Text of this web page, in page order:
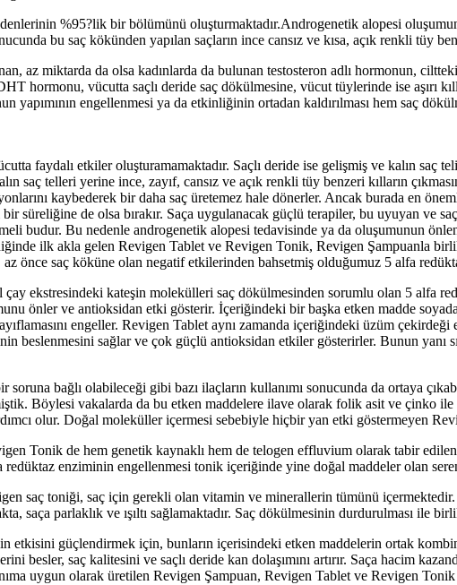
%95?lik bir bölümünü oluşturmaktadır.Androgenetik alopesi
bu saç kökünden yapılan saçların ince cansız ve kısa, açık renkli tüy
az miktarda da olsa kadınlarda da bulunan testosteron adlı hormonun,
hormonu, vücutta saçlı deride saç dökülmesine, vücut tüylerinde ise aşırı
yapımının engellenmesi ya da etkinliğinin ortadan kaldırılması hem saç
faydalı etkiler oluşturamamaktadır. Saçlı deride ise gelişmiş ve kalın saç
saç telleri yerine ince, zayıf, cansız ve açık renkli tüy benzeri kılların
kaybederek bir daha saç üretemez hale dönerler. Ancak burada en
süreliğine de olsa bırakır. Saça uygulanacak güçlü terapiler, bu uyuyan ve
budur. Bu nedenle androgenetik alopesi tedavisinde ya da oluşumunun
ilk akla gelen Revigen Tablet ve Revigen Tonik, Revigen Şampuanla
önce saç köküne olan negatif etkilerinden bahsetmiş olduğumuz 5 alfa
ekstresindeki kateşin molekülleri saç dökülmesinden sorumlu olan 5 alfa
önler ve antioksidan etki gösterir. İçeriğindeki bir başka etken madde
engeller. Revigen Tablet aynı zamanda içeriğindeki üzüm
beslenmesini sağlar ve çok güçlü antioksidan etkiler gösterirler. Bunun yanı
bağlı olabileceği gibi bazı ilaçların kullanımı sonucunda da ortaya
Böylesi vakalarda da bu etken maddelere ilave olarak folik asit ve çinko
olur. Doğal moleküller içermesi sebebiyle hiçbir yan etki göstermeyen
Tonik de hem genetik kaynaklı hem de telogen effluvium olarak tabir
enziminin engellenmesi tonik içeriğinde yine doğal maddeler olan
saç toniği, saç için gerekli olan vitamin ve minerallerin tümünü
saça parlaklık ve ışıltı sağlamaktadır. Saç dökülmesinin durdurulması ile
etkisini güçlendirmek için, bunların içerisindeki etken maddelerin ortak
besler, saç kalitesini ve saçlı deride kan dolaşımını artırır. Saça hacim
uygun olarak üretilen Revigen Şampuan, Revigen Tablet ve Revigen